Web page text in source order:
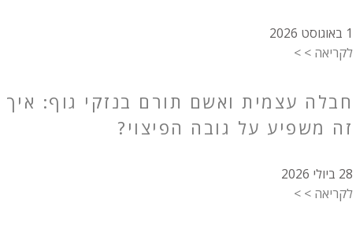
1 באוגוסט 2026
לקריאה > >
חבלה עצמית ואשם תורם בנזקי גוף: איך
זה משפיע על גובה הפיצוי?
28 ביולי 2026
לקריאה > >